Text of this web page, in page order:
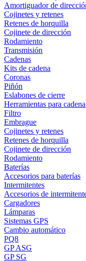
Amortiguador de
Cojinetes y retenes
Retenes de horquilla
Cojinete de dirección
Rodamiento
Transmisión
Cadenas
Kits de cadena
Coronas
Piñón
Eslabones de cierre
Herramientas para cadena
Filtro
Embrague
Cojinetes y retenes
Retenes de horquilla
Cojinete de dirección
Rodamiento
Baterías
Accesorios para baterías
Intermitentes
Accesorios de
Cargadores
Lámparas
Sistemas GPS
Cambio automático
PQ8
GP ASG
GP SG